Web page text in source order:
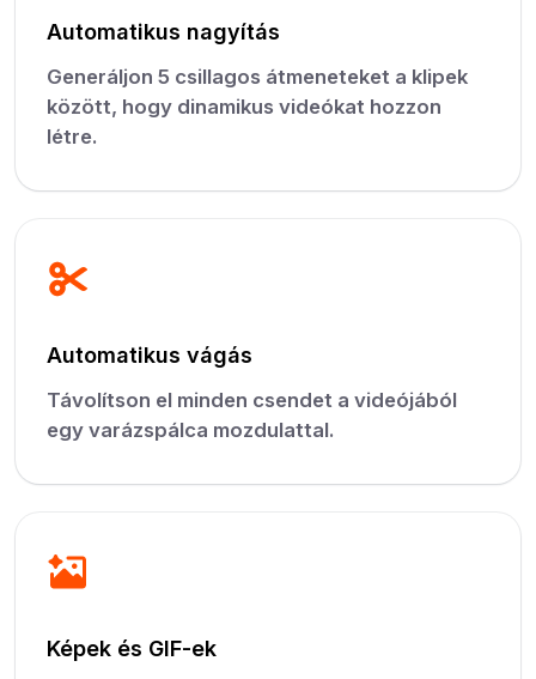
Automatikus nagyítás
Generáljon 5 csillagos átmeneteket a klipek
között, hogy dinamikus videókat hozzon
létre.
Automatikus vágás
Távolítson el minden csendet a videójából
egy varázspálca mozdulattal.
Képek és GIF-ek